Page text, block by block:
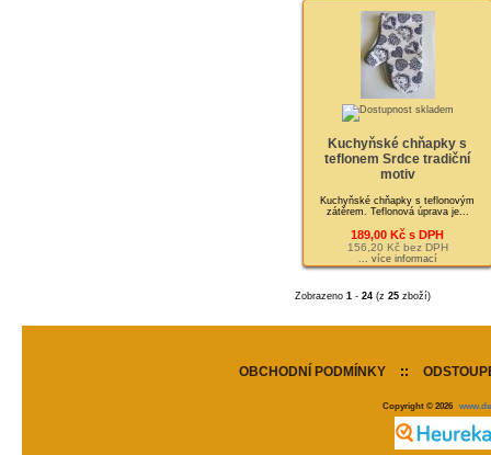
Kuchyňské chňapky s
teflonem Srdce tradiční
motiv
Kuchyňské chňapky s teflonovým
zátěrem. Teflonová úprava je...
189,00 Kč s DPH
156,20 Kč bez DPH
... více informací
Zobrazeno 1 - 24(z 25zboží)
OBCHODNÍ PODMÍNKY ::
Copyright © 2026